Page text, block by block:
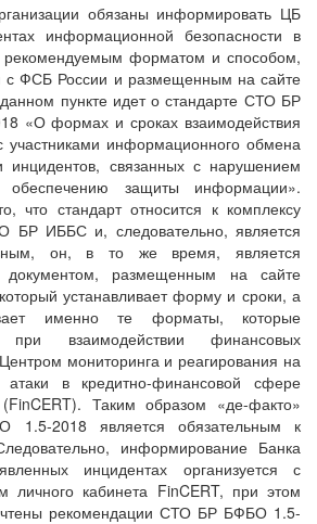
обязаны информировать ЦБ
информационной безопасности в
рекомендуемым форматом и способом,
с ФСБ России и размещенным на сайте
пункте идет о стандарте СТО БР
«О формах и сроках взаимодействия
участниками информационного обмена
инцидентов, связанных с нарушением
обеспечению защиты информации».
что стандарт относится к комплексу
БР ИББС и, следовательно, является
он, в то же время, является
документом, размещенным на сайте
устанавливает форму и сроки, а
именно те форматы, которые
при взаимодействии финансовых
мониторинга и реагирования на
атаки в кредитно-финансовой сфере
Таким образом «де-факто»
2018 является обязательным к
информирование Банка
инцидентах организуется с
личного кабинета FinCERT, при этом
рекомендации СТО БР БФБО 1.5-